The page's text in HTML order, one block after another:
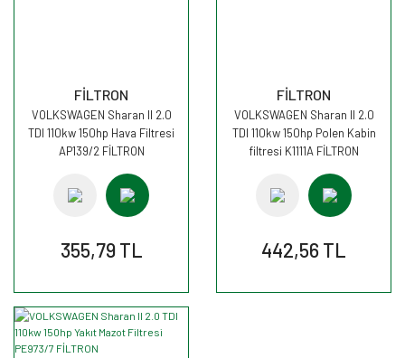
FİLTRON
VOLKSWAGEN Sharan II 2.0
TDI 110kw 150hp Hava Filtresi
AP139/2 FİLTRON
355,79 TL
FİLTRON
VOLKSWAGEN Sharan II 2.0
TDI 110kw 150hp Polen Kabin
filtresi K1111A FİLTRON
442,56 TL